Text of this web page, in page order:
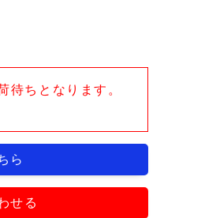
待ちとなります。
ら
せる